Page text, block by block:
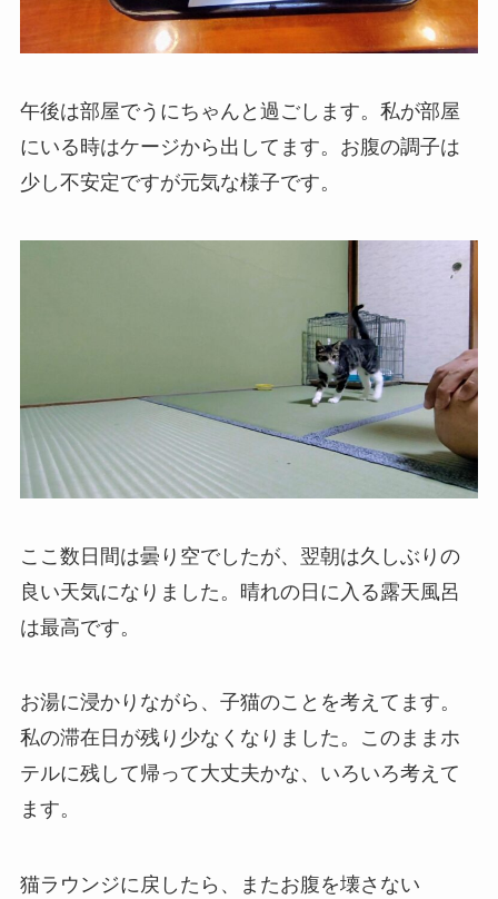
午後は部屋でうにちゃんと過ごします。私が部屋
にいる時はケージから出してます。お腹の調子は
少し不安定ですが元気な様子です。
ここ数日間は曇り空でしたが、翌朝は久しぶりの
良い天気になりました。晴れの日に入る露天風呂
は最高です。
お湯に浸かりながら、子猫のことを考えてます。
私の滞在日が残り少なくなりました。このままホ
テルに残して帰って大丈夫かな、いろいろ考えて
ます。
猫ラウンジに戻したら、またお腹を壊さない